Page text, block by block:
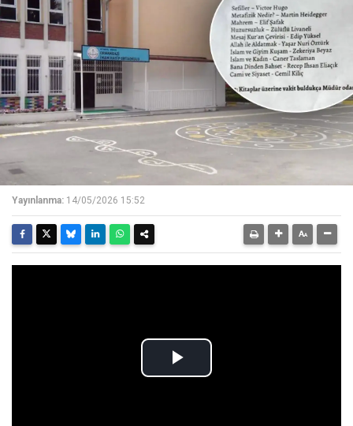
Yayınlanma: 14/05/2026 15:52